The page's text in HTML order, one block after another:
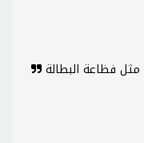
فظاعة البطالة